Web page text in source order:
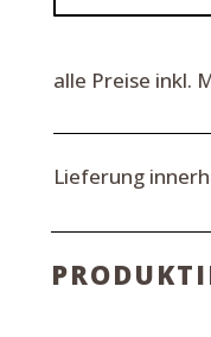
g
alle Preise inkl.
Lieferung